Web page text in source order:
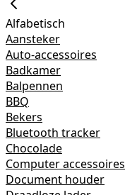
Alfabetisch
Aansteker
Auto-accessoires
Badkamer
Balpennen
BBQ
Bekers
Bluetooth tracker
Chocolade
Computer accessoires
Document houder